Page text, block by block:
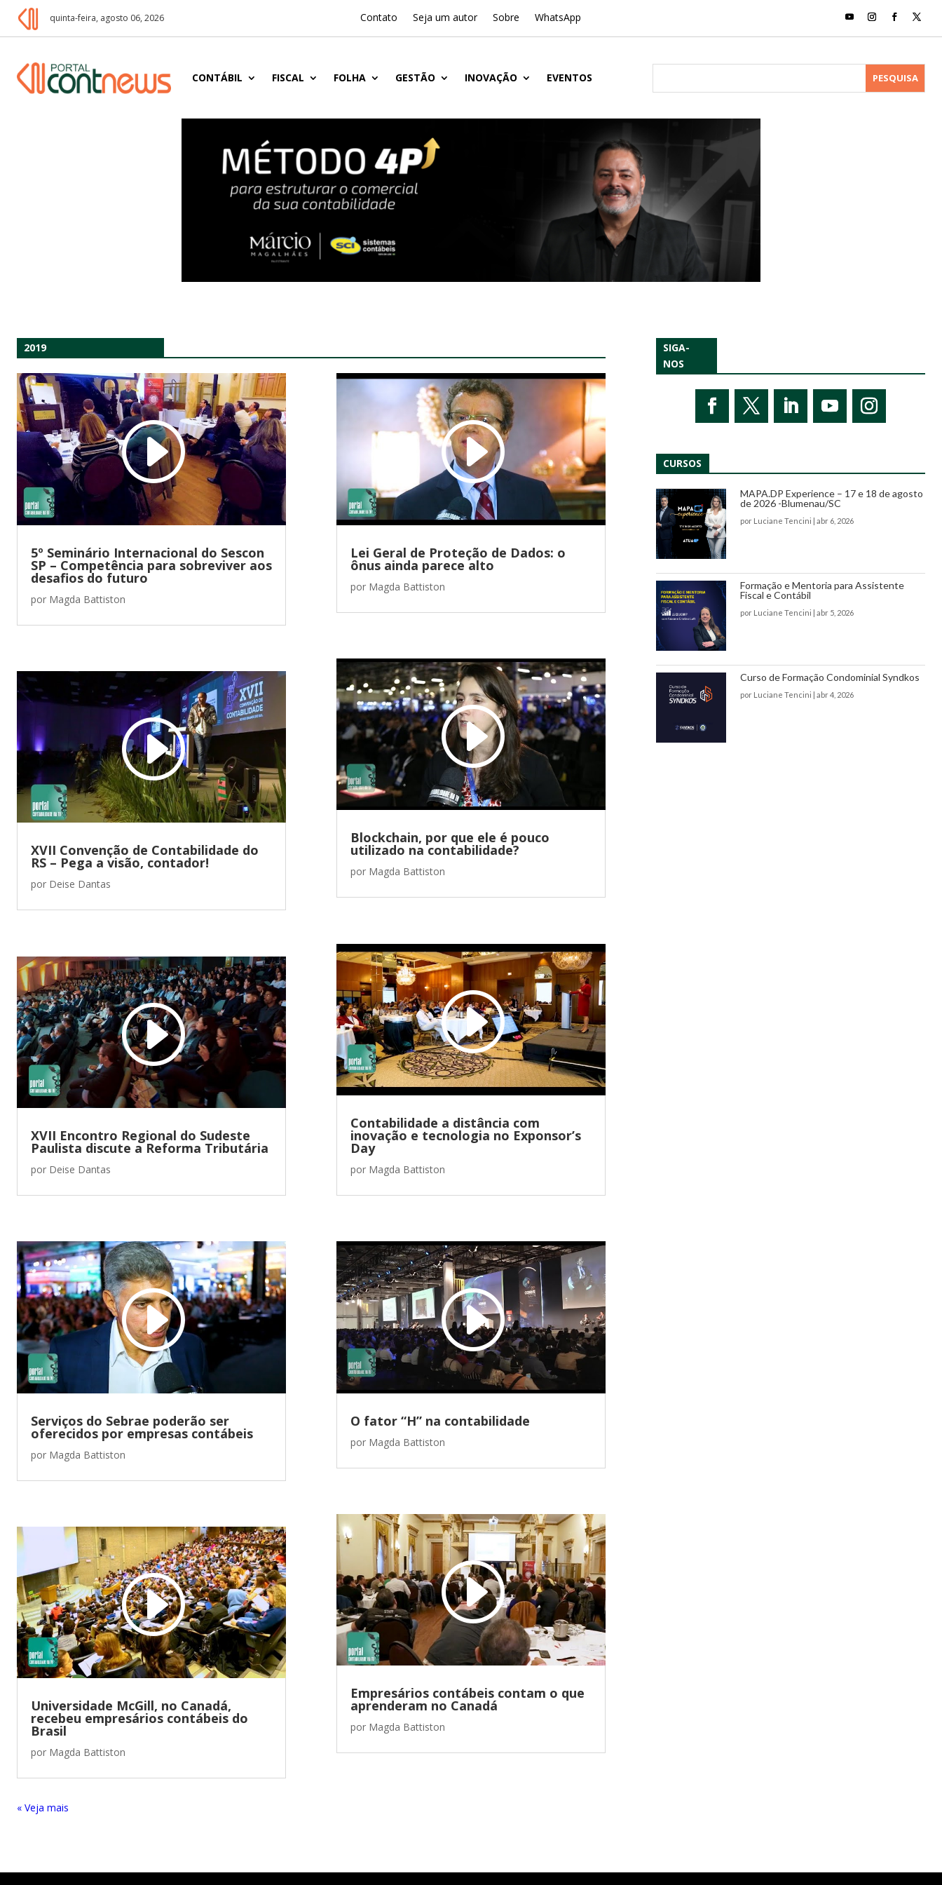
quinta-feira, agosto 06, 2026 Contato Seja um autor Sobre WhatsApp
CONTÁBIL FISCAL FOLHA GESTÃO INOVAÇÃO EVENTOS
2019
5º Seminário Internacional do Sescon
SP – Competência para sobreviver aos
desafios do futuro
por Magda Battiston
XVII Convenção de Contabilidade do
RS – Pega a visão, contador!
por Deise Dantas
XVII Encontro Regional do Sudeste
Paulista discute a Reforma Tributária
por Deise Dantas
Serviços do Sebrae poderão ser
oferecidos por empresas contábeis
por Magda Battiston
Universidade McGill, no Canadá,
recebeu empresários contábeis do
Brasil
por Magda Battiston
Lei Geral de Proteção de Dados: o
ônus ainda parece alto
por Magda Battiston
Blockchain, por que ele é pouco
utilizado na contabilidade?
por Magda Battiston
Contabilidade a distância com
inovação e tecnologia no Exponsor’s
Day
por Magda Battiston
O fator “H” na contabilidade
por Magda Battiston
Empresários contábeis contam o que
aprenderam no Canadá
por Magda Battiston
« Entradas Antigas
SIGA-
NOS
CURSOS
MAPA.DP Experience – 17 e 18 de agosto
de 2026 -Blumenau/SC
por Luciane Tencini | abr 6, 2026
Formação e Mentoria para Assistente
Fiscal e Contábil
por Luciane Tencini | abr 5, 2026
Curso de Formação Condominial Syndkos
por Luciane Tencini | abr 4, 2026